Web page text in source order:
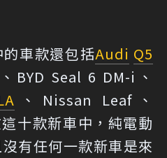
車款還包括Audi Q5
、BYD Seal 6 DM-i、
、Nissan Leaf、
十款新車中，純電動
有任何一款新車是來